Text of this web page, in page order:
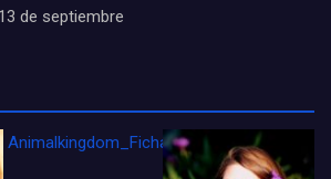
de septiembre
Animalkingdom_FichaCine